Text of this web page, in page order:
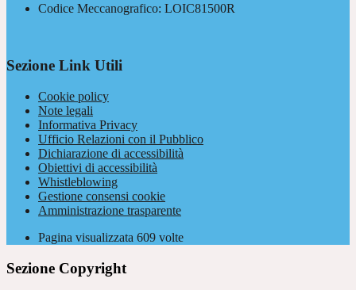
Codice Meccanografico: LOIC81500R
Sezione Link Utili
Cookie policy
Note legali
Informativa Privacy
Ufficio Relazioni con il Pubblico
Dichiarazione di accessibilità
Obiettivi di accessibilità
Whistleblowing
Gestione consensi cookie
Amministrazione trasparente
Pagina visualizzata 609 volte
Sezione Copyright